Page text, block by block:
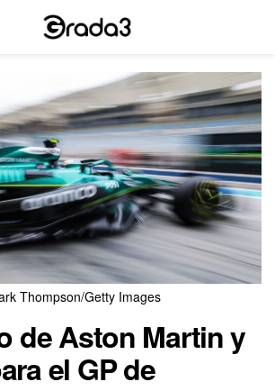
Thompson/Getty Images
de Aston Martin y
el GP de